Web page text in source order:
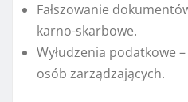
Fałszowanie
karno-skarbowe.
Wyłudzenia podatkowe
osób zarządzających.